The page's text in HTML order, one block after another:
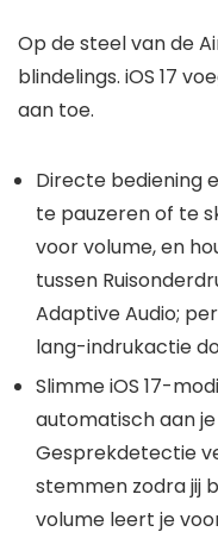
Op de steel van de
blindelings. iOS 17
aan toe.
Directe bediening
te pauzeren of te
voor volume, en
tussen
Adaptive Audio;
lang-indrukactie
Slimme iOS 17-
automatisch aan
Gesprekdetectie
stemmen zodra jij
volume leert je